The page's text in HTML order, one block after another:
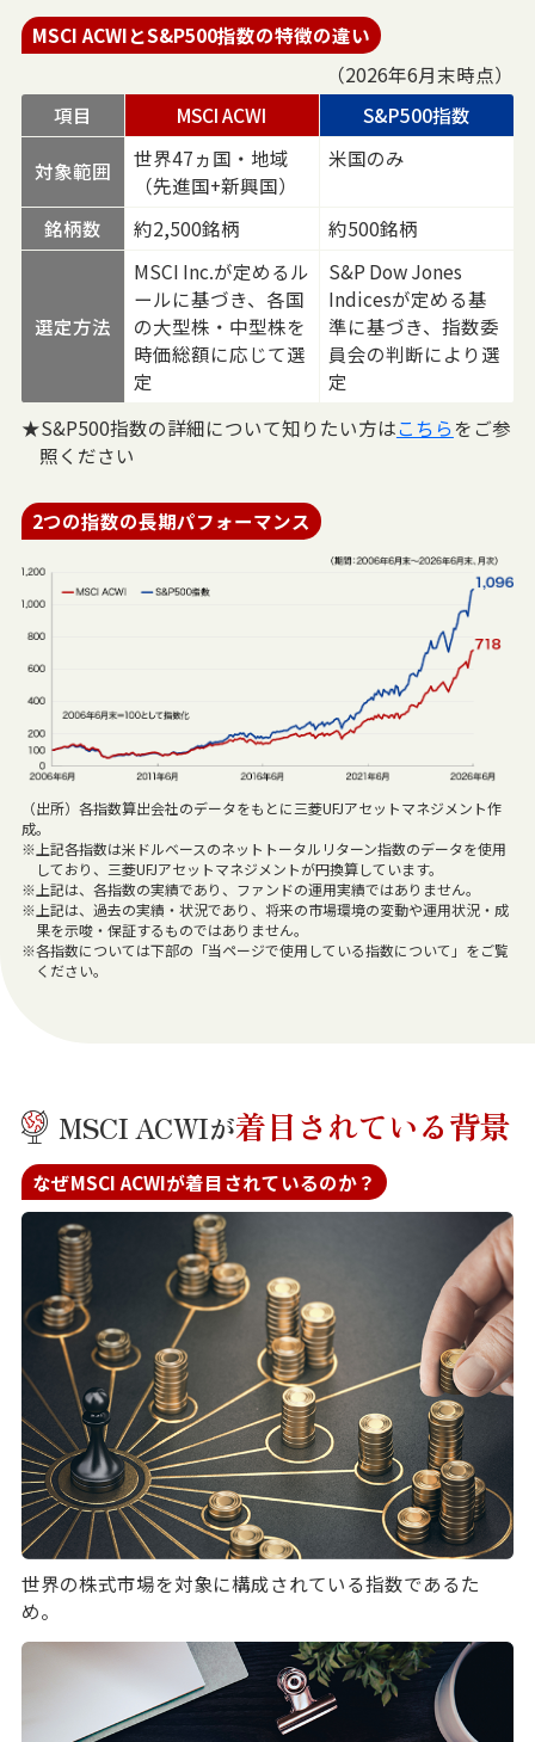
MSCI ACWIとS&P500指数の特徴の違い
（2026年6月末時点）
項目
MSCI ACWI S&P500指数
対象範囲
世界47ヵ国・地域
（先進国+新興国）
米国のみ
銘柄数 約2,500銘柄 約500銘柄
選定方法
MSCI Inc.が定めるル
ールに基づき、各国
の大型株・中型株を
時価総額に応じて選
定
S&P Dow Jones
Indicesが定める基
準に基づき、指数委
員会の判断により選
定
★S&P500指数の詳細について知りたい方はこちらをご参
照ください
2つの指数の長期パフォーマンス
（出所）各指数算出会社のデータをもとに三菱UFJアセットマネジメント作
成。
※上記各指数は米ドルベースのネットトータルリターン指数のデータを使用
しており、三菱UFJアセットマネジメントが円換算しています。
※上記は、各指数の実績であり、ファンドの運用実績ではありません。
※上記は、過去の実績・状況であり、将来の市場環境の変動や運用状況・成
果を示唆・保証するものではありません。
※各指数については下部の「当ページで使用している指数について」をご覧
ください。
MSCI ACWIが着目されている背景
なぜMSCI ACWIが着目されているのか？
世界の株式市場を対象に構成されている指数であるた
め。